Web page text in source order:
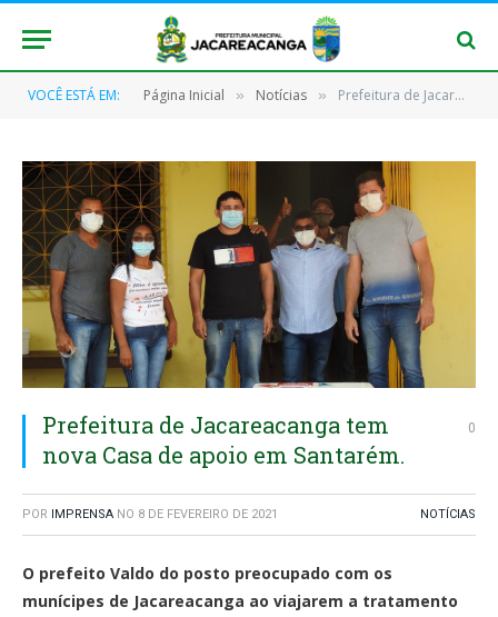
VOCÊ ESTÁ EM: Página Inicial » Notícias » Prefeitura de Jacareacanga tem nova Casa de apoio em Santarém.
Prefeitura de Jacareacanga tem
nova Casa de apoio em Santarém.
0
POR IMPRENSA NO 8 DE FEVEREIRO DE 2021 NOTÍCIAS
O prefeito Valdo do posto preocupado com os
munícipes de Jacareacanga ao viajarem a tratamento